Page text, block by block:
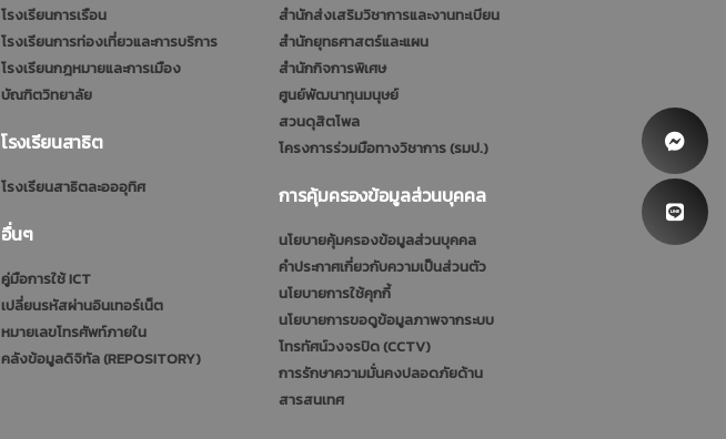
โรงเรียนการเรือน
โรงเรียนการท่องเที่ยวและการบริการ
โรงเรียนกฎหมายและการเมือง
บัณฑิตวิทยาลัย
โรงเรียนสาธิต
โรงเรียนสาธิตละอออุทิศ
อื่นๆ
คู่มือการใช้ ICT
เปลี่ยนรหัสผ่านอินเทอร์เน็ต
หมายเลขโทรศัพท์ภายใน
คลังข้อมูลดิจิทัล (REPOSITORY)
สำนักส่งเสริมวิชาการและงานทะเบียน
สำนักยุทธศาสตร์และแผน
สำนักกิจการพิเศษ
ศูนย์พัฒนาทุนมนุษย์
สวนดุสิตโพล
โครงการร่วมมือทางวิชาการ (รมป.)
การคุ้มครองข้อมูลส่วนบุคคล
นโยบายคุ้มครองข้อมูลส่วนบุคคล
คำประกาศเกี่ยวกับความเป็นส่วนตัว
นโยบายการใช้คุกกี้
นโยบายการขอดูข้อมูลภาพจากระบบ
โทรทัศน์วงจรปิด (CCTV)
การรักษาความมั่นคงปลอดภัยด้าน
สารสนเทศ